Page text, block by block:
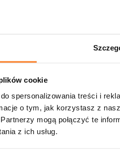
cookie
spersonalizowania treści i
o tym, jak korzystasz z
mogą połączyć te
z ich usług.
← Przejdź do BHP Gdańsk
Język